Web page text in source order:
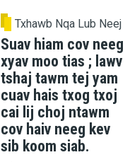
Txhawb Nqa Lub Neej
Suav hiam cov neeg
xyav moo tias ; lawv
tshaj tawm tej yam
cuav hais txog txoj
cai lij choj ntawm
cov haiv neeg kev
sib koom siab.